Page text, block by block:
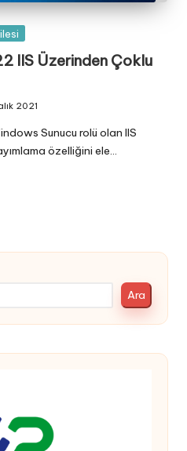
IIS Üzerinden Çoklu
2021
Sunucu rolü olan IIS
özelliğini ele…
Ara